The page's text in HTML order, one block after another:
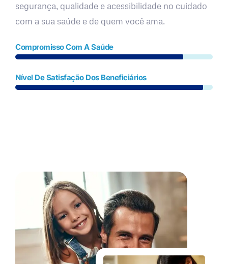
segurança, qualidade e acessibilidade no cuidado
com a sua saúde e de quem você ama.
Compromisso Com A Saúde
Nível De Satisfação Dos Beneficiários